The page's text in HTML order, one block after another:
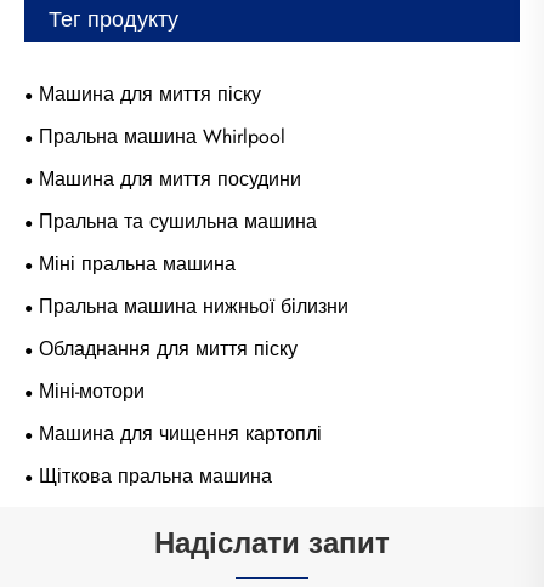
Тег продукту
Машина для миття піску
Пральна машина Whirlpool
Машина для миття посудини
Пральна та сушильна машина
Міні пральна машина
Пральна машина нижньої білизни
Обладнання для миття піску
Міні-мотори
Машина для чищення картоплі
Щіткова пральна машина
Надіслати запит